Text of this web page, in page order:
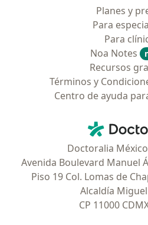
Planes y
Para
Para
Noa Notes
Recursos
Términos y
Centro de ayuda
Doctoralia México
Avenida Boulevard Manuel
Piso 19 Col. Lomas de
Alcaldía
CP 11000